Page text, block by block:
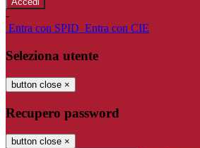
-
Entra con SPID Entra con CIE
Seleziona utente
button close ×
Recupero password
button close ×